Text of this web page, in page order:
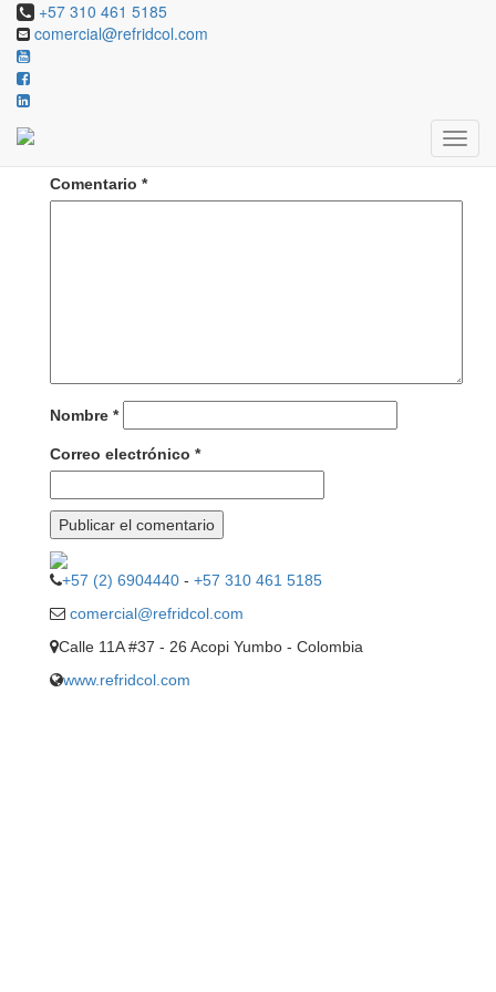
+57 310 461 5185
comercial@refridcol.com
Comentario *
Nombre *
Correo electrónico *
+57 (2) 6904440 - +57 310 461 5185
comercial@refridcol.com
Calle 11A #37 - 26 Acopi Yumbo - Colombia
www.refridcol.com